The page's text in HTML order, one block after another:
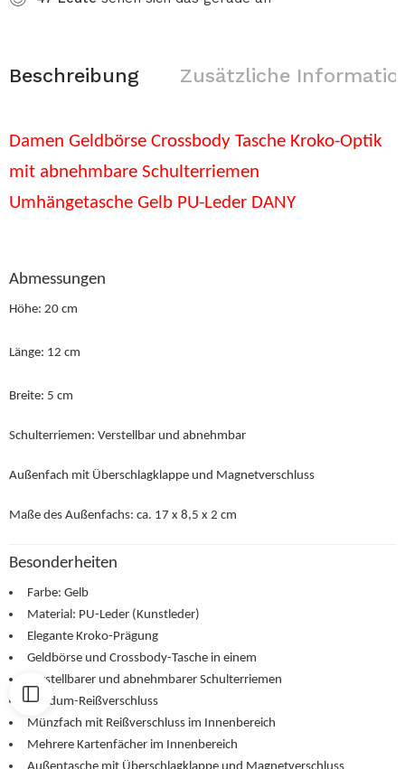
Beschreibung Zusätzliche
Damen Geldbörse Crossbody Tasche Kroko-Optik
mit abnehmbare Schulterriemen
Umhängetasche Gelb PU-Leder DANY
Abmessungen
Höhe: 20 cm
Länge: 12 cm
Breite: 5 cm
Schulterriemen: Verstellbar und abnehmbar
Außenfach mit Überschlagklappe und Magnetverschluss
Maße des Außenfachs: ca. 17 x 8,5 x 2 cm
Besonderheiten
Farbe: Gelb
Material: PU-Leder (Kunstleder)
Elegante Kroko-Prägung
Geldbörse und Crossbody-Tasche in einem
Verstellbarer und abnehmbarer Schulterriemen
Rundum-Reißverschluss
Münzfach mit Reißverschluss im Innenbereich
Mehrere Kartenfächer im Innenbereich